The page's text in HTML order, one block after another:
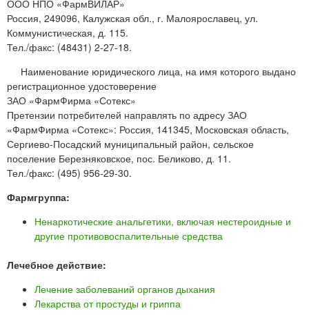
ООО НПО «ФармВИЛАР»
Россия, 249096, Калужская обл., г. Малоярославец, ул.
Коммунистическая, д. 115.
Тел./факс: (48431) 2-27-18.
Наименование юридического лица, на имя которого выдано
регистрационное удостоверение
ЗАО «ФармФирма «Сотекс»
Претензии потребителей направлять по адресу ЗАО
«ФармФирма «Сотекс»: Россия, 141345, Московская область,
Сергиево-Посадский муниципальный район, сельское
поселение Березняковское, пос. Беликово, д. 11.
Тел./факс: (495) 956-29-30.
Фармгруппа:
Ненаркотические анальгетики, включая нестероидные и
другие противовоспалительные средства
Лечебное действие:
Лечение заболеваний органов дыхания
Лекарства от простуды и гриппа